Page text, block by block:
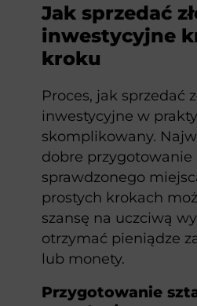
Jak sprzedać
inwestycyjne
kroku
Proces, jak sprzedać
inwestycyjne w
skomplikowany.
dobre przygotowanie
sprawdzonego
prostych krokach
szansę na uczciwą
otrzymać pieniądze
lub monety.
Przygotowanie